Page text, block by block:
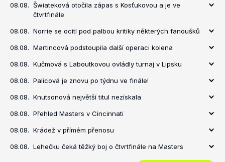
08.08. Šwiateková otočila zápas s Kosťukovou a je ve
čtvrtfinále
08.08. Norrie se ocitl pod palbou kritiky některých fanoušků
08.08. Martincová podstoupila další operaci kolena
08.08. Kučmová s Laboutkovou ovládly turnaj v Lipsku
08.08. Palicová je znovu po týdnu ve finále!
08.08. Knutsonová největší titul nezískala
08.08. Přehled Masters v Cincinnati
08.08. Krádež v přímém přenosu
08.08. Lehečku čeká těžký boj o čtvrtfinále na Masters